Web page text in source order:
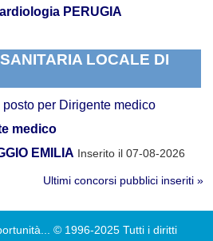
PERUGIA
LOCALE DI
per Dirigente medico
medico
EMILIA Inserito il 07-08-2026
Ultimi concorsi pubblici inseriti »
© 1996-2025 Tutti i diritti